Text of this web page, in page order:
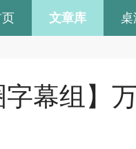
文章库 桌
字幕组】